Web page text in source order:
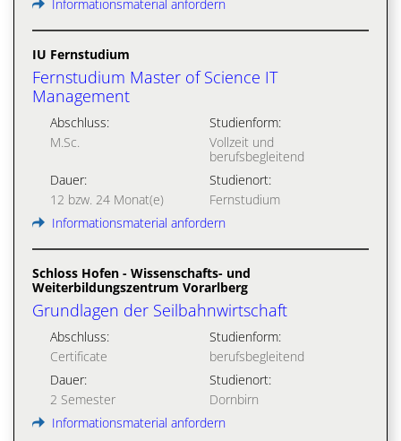
Informationsmaterial anfordern
IU Fernstudium
Fernstudium Master of Science IT
Management
Abschluss:
M.Sc.
Studienform:
Vollzeit und
berufsbegleitend
Dauer:
12 bzw. 24 Monat(e)
Studienort:
Fernstudium
Informationsmaterial anfordern
Schloss Hofen - Wissenschafts- und
Weiterbildungszentrum Vorarlberg
Grundlagen der Seilbahnwirtschaft
Abschluss:
Certificate
Studienform:
berufsbegleitend
Dauer:
2 Semester
Studienort:
Dornbirn
Informationsmaterial anfordern